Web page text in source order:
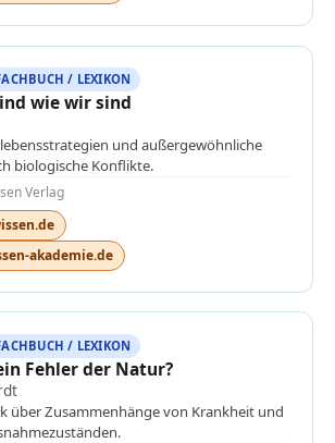
/ LEXIKON
wie wir sind
und außergewöhnliche
biologische Konflikte.
Verlag
akademie.de
/ LEXIKON
Fehler der Natur?
über Zusammenhänge von Krankheit und